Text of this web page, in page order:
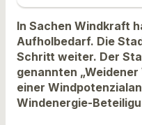
In Sachen Windkraft
Aufholbedarf. Die
Schritt weiter. Der
genannten
einer
Windenergie-